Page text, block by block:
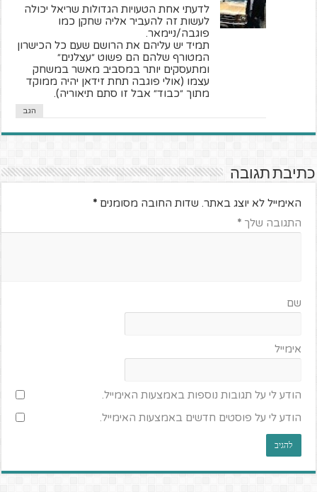
לדעתי אחת הטעויות הגדולות שריאל יכולה
לעשות זה להעביר אליה שחקן כמו
פוגבה/ניימאר.
תמיד יש עליהם את הרושם שעם כל הכישרון
המטורף שלהם הם פשוט ״עצלנים״
ומתעסקים יותר במסביב מאשר במשחק
עצמו (אולי פוגבה תחת זידאן יהיה ממוקד
מתוך ״כבוד״ אבל זו סתם תיאוריה).
הגב
כתיבת תגובה
האימייל לא יוצג באתר. שדות החובה מסומנים*
התגובה שלך*
שם
אימייל
הודע לי על תגובות נוספות באמצעות האימייל.
הודע לי על פוסטים חדשים באמצעות האימייל.